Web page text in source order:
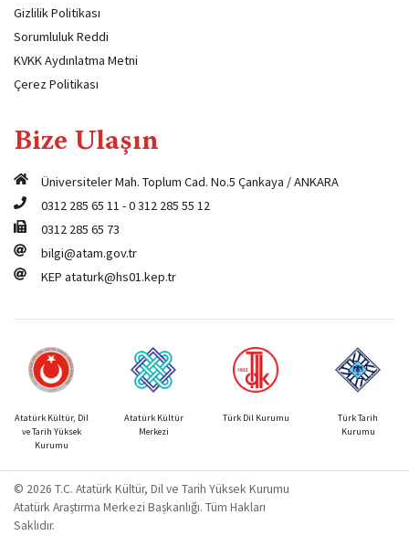
Gizlilik Politikası
Sorumluluk Reddi
KVKK Aydınlatma Metni
Çerez Politikası
Bize Ulaşın
Üniversiteler Mah. Toplum Cad. No.5 Çankaya / ANKARA
0312 285 65 11 -0 312 285 55 12
0312 285 65 73
bilgi@atam.gov.tr
KEP ataturk@hs01.kep.tr
Atatürk Kültür, Dil
ve Tarih Yüksek
Kurumu
Atatürk Kültür
Merkezi
Türk Dil Kurumu
Türk Tarih
Kurumu
© 2026 T.C. Atatürk Kültür, Dil ve Tarih Yüksek Kurumu
Atatürk Araştırma Merkezi Başkanlığı. Tüm Hakları
Saklıdır.